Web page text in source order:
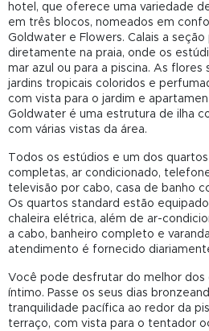
hotel, que oferece uma variedade
em três blocos, nomeados em
Goldwater e Flowers. Calais a
diretamente na praia, onde os
mar azul ou para a piscina. As
jardins tropicais coloridos e
com vista para o jardim e
Goldwater é uma estrutura de ilha
com várias vistas da área.
Todos os estúdios e um dos
completas, ar condicionado,
televisão por cabo, casa de banho
Os quartos standard estão
chaleira elétrica, além de ar-
a cabo, banheiro completo e
atendimento é fornecido
Você pode desfrutar do melhor dos
íntimo. Passe os seus dias
tranquilidade pacífica ao redor da
terraço, com vista para o tentador